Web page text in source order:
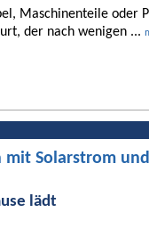
Maschinenteile oder
der nach wenigen ...
mit Solarstrom
lädt